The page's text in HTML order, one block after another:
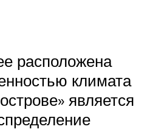
расположена
климата
является